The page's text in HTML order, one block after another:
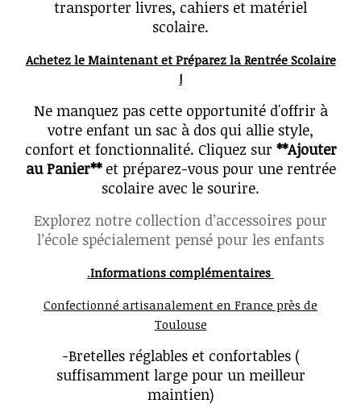
transporter livres, cahiers et matériel
scolaire.
Achetez le Maintenant et Préparez la Rentrée Scolaire
!
Ne manquez pas cette opportunité d'offrir à
votre enfant un sac à dos qui allie style,
confort et fonctionnalité. Cliquez sur **Ajouter
au Panier**et préparez-vous pour une rentrée
scolaire avec le sourire.
Explorez notre collection d’accessoires pour
l’école spécialement pensé pour les enfants
.Informations complémentaires
Confectionné artisanalement en France près de
Toulouse
-Bretelles réglables et confortables (
suffisamment large pour un meilleur
maintien)